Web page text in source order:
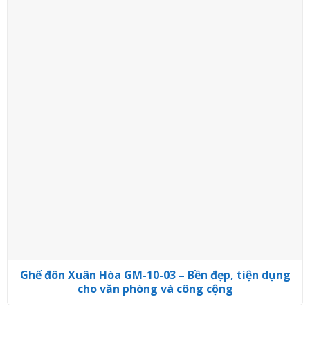
Ghế đôn Xuân Hòa GM-10-03 – Bền đẹp, tiện dụng
cho văn phòng và công cộng